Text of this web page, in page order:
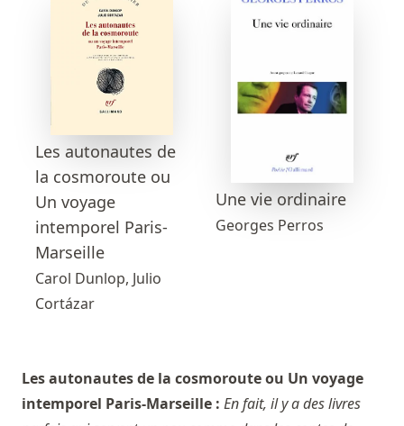
Les autonautes de
la cosmoroute ou
Un voyage
intemporel Paris-
Marseille
Carol Dunlop, Julio
Cortázar
Une vie ordinaire
Georges Perros
Les autonautes de la cosmoroute ou Un voyage
intemporel Paris-Marseille : En fait, il y a des livres